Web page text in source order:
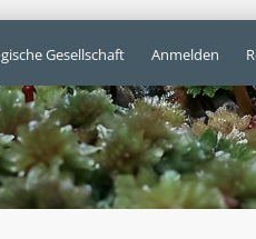
Gesellschaft Anmelden